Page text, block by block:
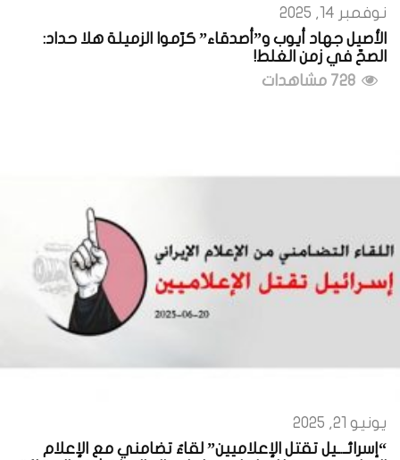
نوفمبر 14, 2025
الأصيل جهاد أيوب و”أصدقاء” كرّموا الزميلة هلا حداد:
الصحّ في زمن الغلط!
يونيو 21, 2025
“إسرائـ.ـيل تقتل الإعلاميين” لقاءٌ تضامني مع الإعلام